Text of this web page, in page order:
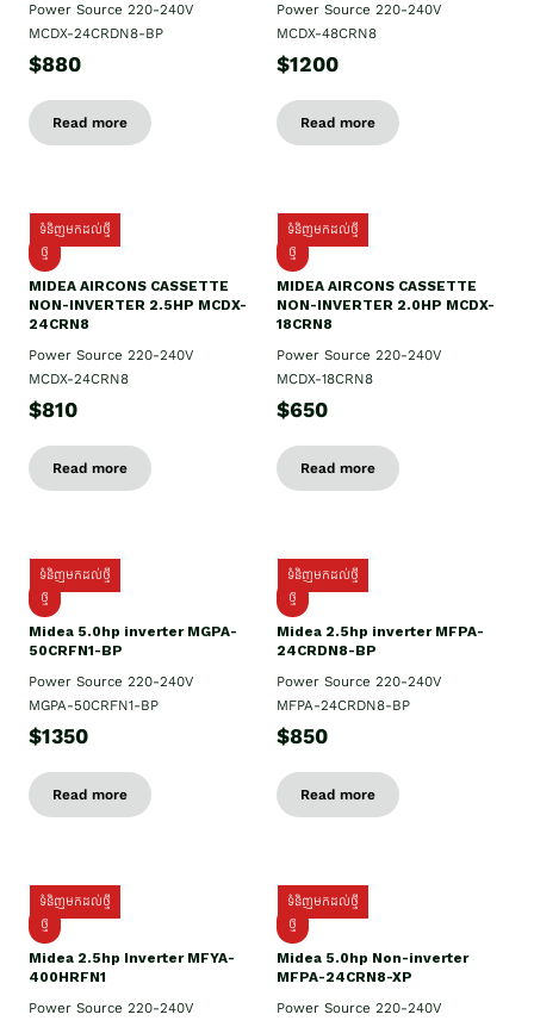
Power Source 220-240V
MCDX-24CRDN8-BP
$880
Read more
Power Source 220-240V
MCDX-48CRN8
$1200
Read more
ទំនិញមកដល់ថ្មី
ថ្មី
MIDEA AIRCONS CASSETTE
NON-INVERTER 2.5HP MCDX-
24CRN8
Power Source 220-240V
MCDX-24CRN8
$810
Read more
ទំនិញមកដល់ថ្មី
ថ្មី
MIDEA AIRCONS CASSETTE
NON-INVERTER 2.0HP MCDX-
18CRN8
Power Source 220-240V
MCDX-18CRN8
$650
Read more
ទំនិញមកដល់ថ្មី
ថ្មី
Midea 5.0hp inverter MGPA-
50CRFN1-BP
Power Source 220-240V
MGPA-50CRFN1-BP
$1350
Read more
ទំនិញមកដល់ថ្មី
ថ្មី
Midea 2.5hp​ inverter MFPA-
24CRDN8-BP
Power Source 220-240V
MFPA-24CRDN8-BP
$850
Read more
ទំនិញមកដល់ថ្មី
ថ្មី
Midea 2.5hp Inverter MFYA-
400HRFN1
Power Source 220-240V
ទំនិញមកដល់ថ្មី
ថ្មី
Midea 5.0hp Non-inverter
MFPA-24CRN8-XP
Power Source 220-240V